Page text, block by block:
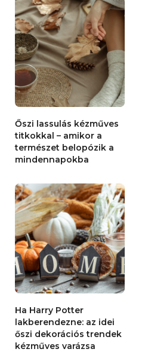
Őszi lassulás kézműves
titkokkal – amikor a
természet belopózik a
mindennapokba
Ha Harry Potter
lakberendezne: az idei
őszi dekorációs trendek
kézműves varázsa